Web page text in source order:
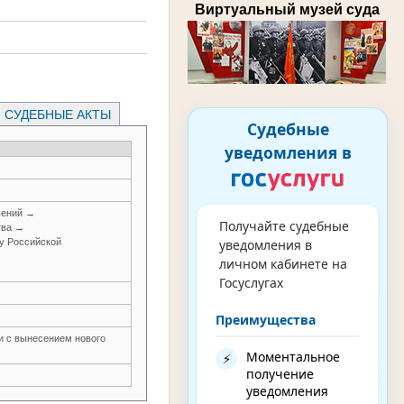
Виртуальный музей суда
Судебные
уведомления в
Получайте судебные
уведомления в
личном кабинете на
Госуслугах
Преимущества
⚡
Моментальное
получение
уведомления
СУДЕБНЫЕ АКТЫ
→
→
Российской
с вынесением нового